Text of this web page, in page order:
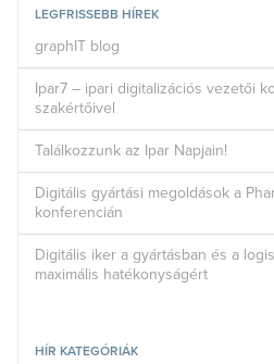
LEGFRISSEBB HÍREK
graphIT blog
Ipar7 – ipari digitalizációs vezetői
szakértőivel
Találkozzunk az Ipar Napjain!
Digitális gyártási megoldások a
konferencián
Digitális iker a gyártásban és a
maximális hatékonyságért
HÍR KATEGÓRIÁK